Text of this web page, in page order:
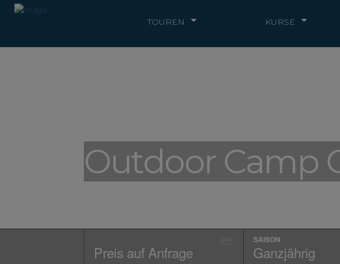
TOUREN KURSE
Outdoor Camp
Preis auf Anfrage
SAISON
Ganz­jäh­rig